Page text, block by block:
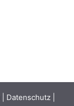
Datenschutz